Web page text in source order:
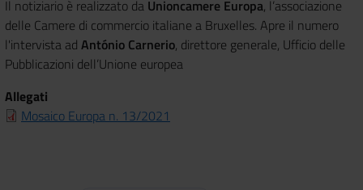
Il notiziario è realizzato da Unioncamere Europa, l’associazione
delle Camere di commercio italiane a Bruxelles. Apre il numero
l'intervista ad António Carnerio, direttore generale, Ufficio delle
Pubblicazioni dell’Unione europea
Allegati
Mosaico Europa n. 13/2021